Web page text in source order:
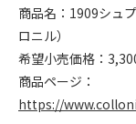
商品名：1909シュ
ロニル）
希望小売価格：
商品ページ：
https://